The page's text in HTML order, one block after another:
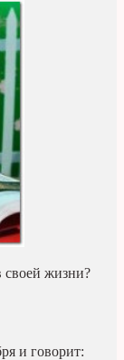
жизни?
и говорит: